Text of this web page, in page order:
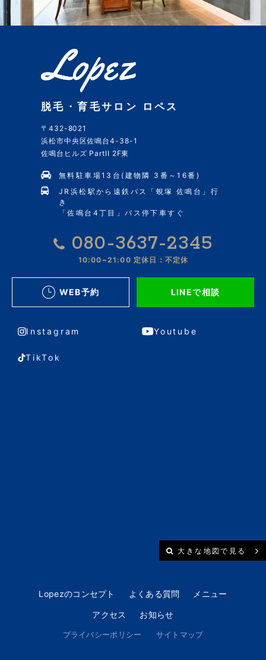
脱毛・育毛サロン ロペス
〒432-8021
浜松市中央区佐鳴台4-38-1
佐鳴台ヒルズ PartII 2F東
無料駐車場13台(建物隣 3番～16番)
JR浜松駅から遠鉄バス「蜆塚 佐鳴台」行
き
「佐鳴台4丁目」バス停下車すぐ
080-3637-2345
10:00~21:00 定休日：不定休
WEB予約 LINEで相談
Instagram Youtube
TikTok
大きな地図で見る
Lopezのコンセプト よくある質問 メニュー
アクセス お知らせ
プライバシーポリシー サイトマップ